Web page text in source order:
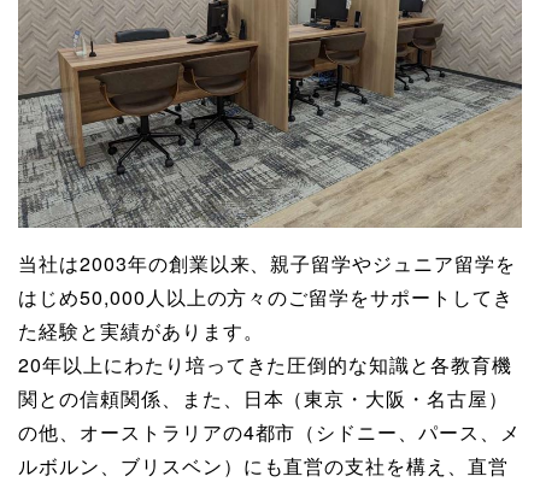
当社は2003年の創業以来、親子留学やジュニア留学を
はじめ50,000人以上の方々のご留学をサポートしてき
た経験と実績があります。
20年以上にわたり培ってきた圧倒的な知識と各教育機
関との信頼関係、また、日本（東京・大阪・名古屋）
の他、オーストラリアの4都市（シドニー、パース、メ
ルボルン、ブリスベン）にも直営の支社を構え、直営